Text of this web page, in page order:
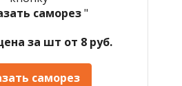
саморез"
за шт от 8 руб.
саморез